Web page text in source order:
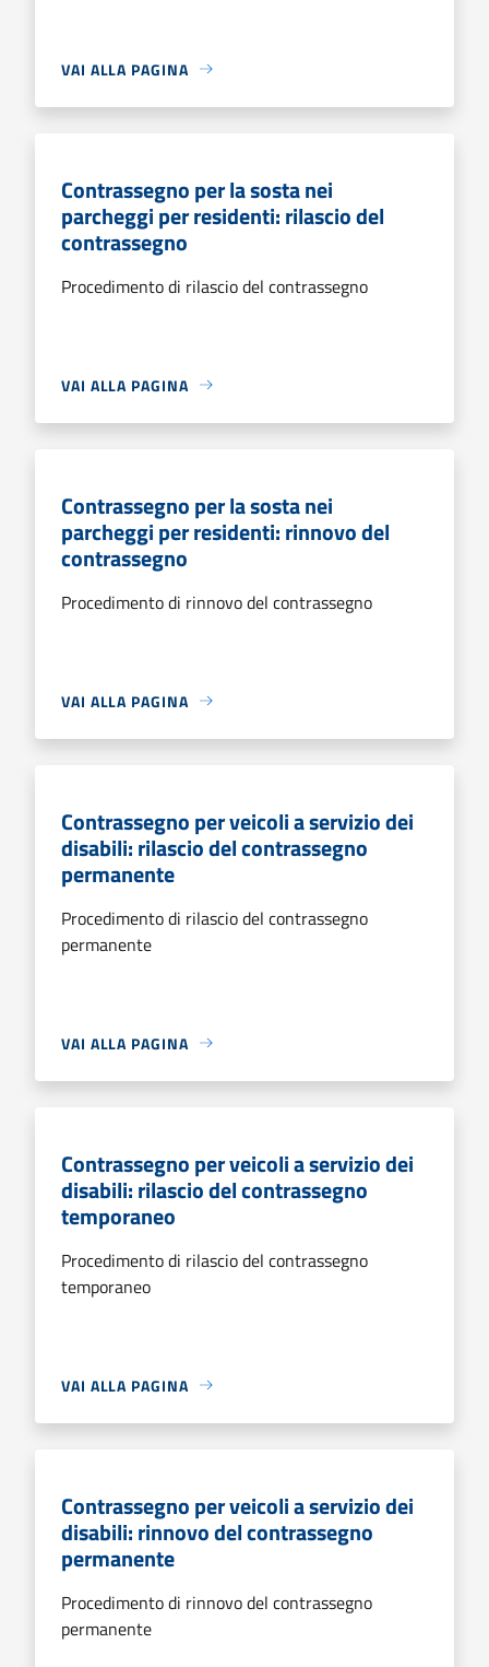
VAI ALLA PAGINA
Contrassegno per la sosta nei
parcheggi per residenti: rilascio del
contrassegno
Procedimento di rilascio del contrassegno
VAI ALLA PAGINA
Contrassegno per la sosta nei
parcheggi per residenti: rinnovo del
contrassegno
Procedimento di rinnovo del contrassegno
VAI ALLA PAGINA
Contrassegno per veicoli a servizio dei
disabili: rilascio del contrassegno
permanente
Procedimento di rilascio del contrassegno
permanente
VAI ALLA PAGINA
Contrassegno per veicoli a servizio dei
disabili: rilascio del contrassegno
temporaneo
Procedimento di rilascio del contrassegno
temporaneo
VAI ALLA PAGINA
Contrassegno per veicoli a servizio dei
disabili: rinnovo del contrassegno
permanente
Procedimento di rinnovo del contrassegno
permanente